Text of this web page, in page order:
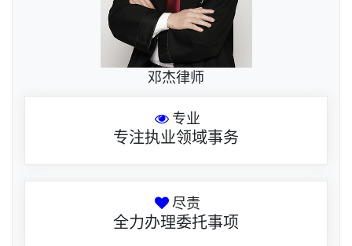
邓杰律师
专业
专注执业领域事务
尽责
全力办理委托事项